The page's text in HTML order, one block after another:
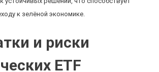
к зелёной экономике.
и риски
ETF